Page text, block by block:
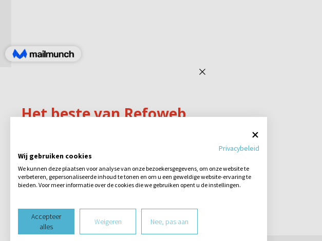
Privacybeleid
Wij gebruiken cookies
We kunnen deze plaatsen voor analyse van onze bezoekersgegevens, om onze website te
verbeteren, gepersonaliseerde inhoud te tonen en om u een geweldige website-ervaring te
bieden. Voor meer informatie over de cookies die we gebruiken opent u de instellingen.
Accepteer
alles
Weigeren Nee, pas aan